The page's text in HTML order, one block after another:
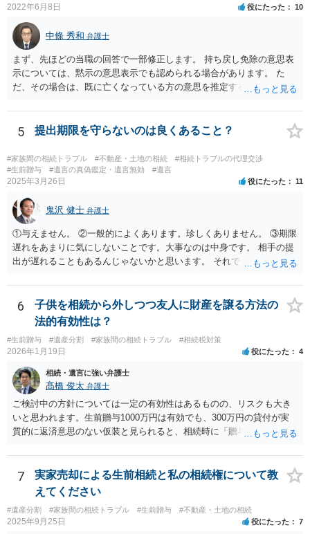
2022年6月8日 役にたった 10
中條 秀和 弁護士
まず、先ほどの当職の回答で一部修正します。 持ち戻し免除の意思表
示については、黙示の意思表示でも認められる場合があります。 た
だ、その場合は、既に亡くなっている方の意思を推定することになり
持ち戻し免除の意思表示は書面で明確にしておいていただくべきとい
う結論は変わりません。 誤解を与えるような回答でした。失礼しまし
た。 文言については、「〇〇に対する生前贈与による特別受益の持ち
戻しをすべて免除する」というのがオーソドックスなものですが、ご
心配ならば、弁護士のところに行って、特別受益となりそうな贈与に
ついて説明した上で、適切な文言についてご相談してみてはいかがで
しょうか。
5 提出期限を守らないのは良くあること？
#家族間の相続トラブル #不動産・土地の相続
#相続トラブルの代理交渉
#生前贈与
#遺言の真偽鑑定・遺言無効 #遺言
2025年3月26日 役にたった 11
鬼沢 健士 弁護士
①与えません。 ②一般的によくあります。珍しくありません。 ③期限
遅れをあまりに気にしないことです。大事なのは中身です。 相手の提
出が遅れることもあるんじゃないかと思います。 それでもあなた有利
6
子供を相続から外しつつ友人に財産を譲る方法の
法的有効性は？
#生前贈与 #遺産分割 #家族間の相続トラブル #相続税対策
2026年1月19日 役にたった 4
相続・遺言に強い弁護士
髙橋 俊太 弁護士
ご検討中の方針については一定の有効性はあるものの、リスクも大き
いと思われます。生前贈与1000万円は有効でも、300万円の貸付が実
質的に返済意思のない仮装と見られると、相続時に「贈与」と評価さ
法として考えられるものとしては、 ①信託（家族信託・目的信託） 財
産を信託口に移し、受託者（信頼できる友人や専門職）に管理させ、
・生存中はあなたの生活費・介護費に優先充当 ・残余を友人や慈善団
体へ と使途を厳格に指定。相続ではなく信託帰属になるため、子の関
与を大きく排除できます。 ②遺言＋生命保険の組合せ 生活資金は手元
に残し、余剰資金で受取人を友人・団体にした保険を活用。保険金は
7
実家売却による生前相続と私の相続権について教
えてください
#遺産分割 #家族間の相続トラブル #生前贈与 #不動産・土地の相続
2025年9月25日 役にたった 7